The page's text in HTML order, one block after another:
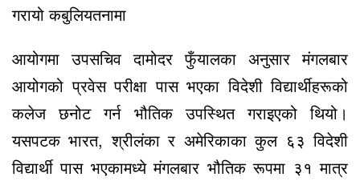
गरायो कबुलियतनामा
आयोगमा उपसचिव दामोदर फुँयालका अनुसार मंगलबार
आयोगको प्रवेस परीक्षा पास भएका विदेशी विद्यार्थीहरूको
कलेज छनोट गर्न भौतिक उपस्थित गराइएको थियो।
यसपटक भारत, श्रीलंका र अमेरिकाका कुल ६३ विदेशी
विद्यार्थी पास भएकामध्ये मंगलबार भौतिक रूपमा ३१ मात्र